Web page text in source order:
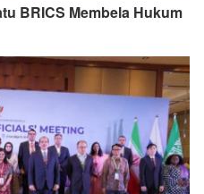
BRICS Membela Hukum